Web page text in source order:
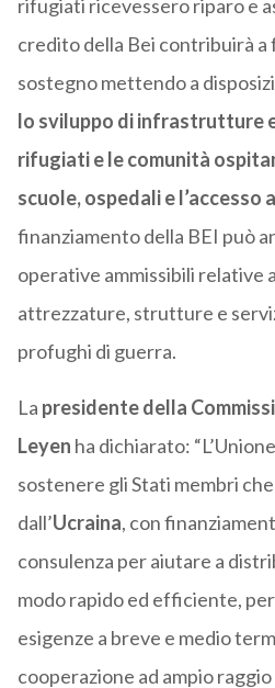
rifugiati ricevessero riparo e
credito della Bei contribuirà
sostegno mettendo a
lo sviluppo di infrastrutture
rifugiati e le comunità
scuole, ospedali e l’accesso
finanziamento della BEI può
operative ammissibili relative
attrezzature, strutture e
profughi di guerra.
La presidente della
Leyen ha dichiarato:
sostenere gli Stati membri
dall’Ucraina, con
consulenza per aiutare a
modo rapido ed efficiente,
esigenze a breve e medio
cooperazione ad ampio